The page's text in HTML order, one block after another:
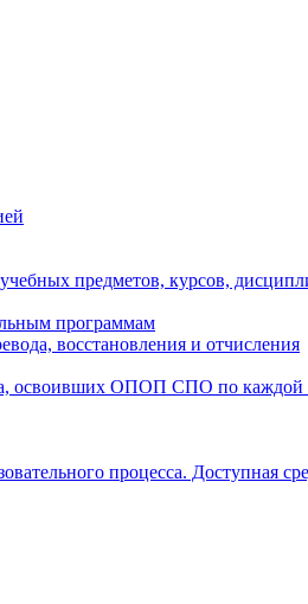
предметов, курсов,
программам
восстановления и отчисления
освоивших ОПОП СПО по каждой
процесса. Доступная